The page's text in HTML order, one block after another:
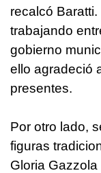
recalcó
trabajando
gobierno
ello agradeció
presentes.
Por otro lado,
figuras
Gloria